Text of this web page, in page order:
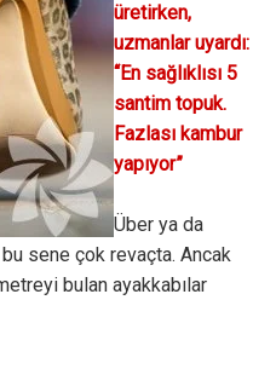
üretirken,
uzmanlar uyardı:
“En sağlıklısı 5
santim topuk.
Fazlası kambur
yapıyor”
Über ya da
sene çok revaçta. Ancak
bulan ayakkabılar